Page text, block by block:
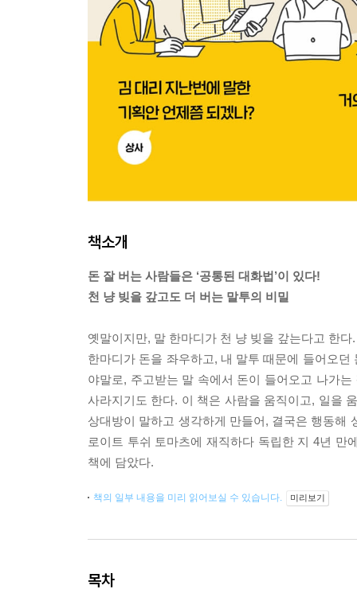
책소개
돈 잘 버는 사람들은 ‘공통된 대화법’이 있다!
천 냥 빚을 갚고도 더 버는 말투의 비밀
옛말이지만, 말 한마디가 천 냥 빚을 갚는다고 한
한마디가 돈을 좌우하고, 내 말투 때문에 들어오
야말로, 주고받는 말 속에서 돈이 들어오고 나가
사라지기도 한다. 이 책은 사람을 움직이고, 일을
상대방이 말하고 생각하게 만들어, 결국은 행동해
로이트 투쉬 토마츠에 재직하다 독립한 지 4년 만
책에 담았다.
책의 일부 내용을 미리 읽어보실 수 있습니다. 미리보기
목차